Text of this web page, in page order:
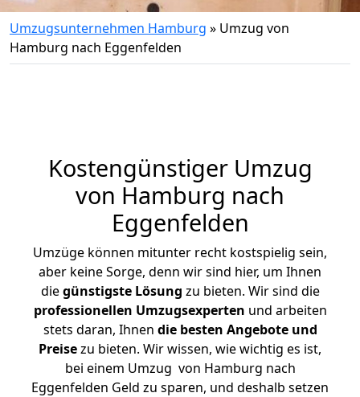
Umzugsunternehmen Hamburg » Umzug von
Hamburg nach Eggenfelden
Kostengünstiger Umzug
von Hamburg nach
Eggenfelden
Umzüge können mitunter recht kostspielig sein,
aber keine Sorge, denn wir sind hier, um Ihnen
diegünstigste Lösung zu bieten. Wir sind die
professionellen Umzugsexperten und arbeiten
stets daran, Ihnen die besten Angebote und
Preisezu bieten. Wir wissen, wie wichtig es ist,
bei einem Umzug von Hamburg nach
Eggenfelden Geld zu sparen, und deshalb setzen